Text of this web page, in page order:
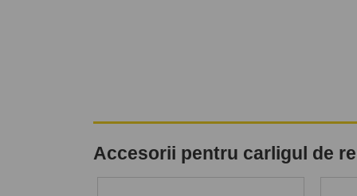
Accesorii pentru carligul de